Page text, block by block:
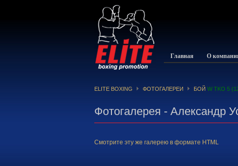
Главная О
ELITE BOXING ФОТОГАЛЕРЕИ БОЙ W TKO 5
Фотогалерея - Александр
Смотрите эту же галерею в формате HTML